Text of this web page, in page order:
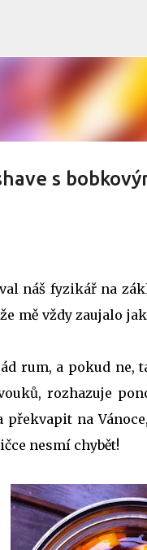
s
náš fyzikář na
mě vždy zaujalo
rum, a pokud
rozhazuje
překvapit na
nesmí chybět!